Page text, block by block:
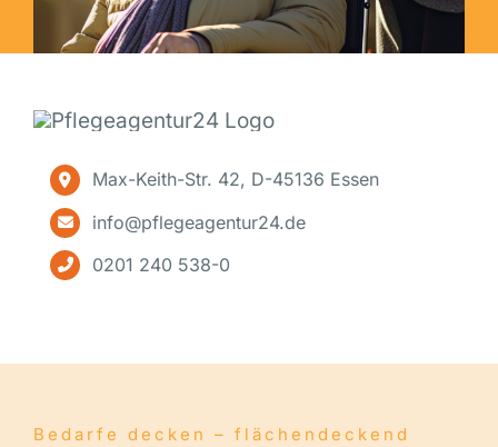
Max-Keith-Str. 42, D-45136 Essen
info@pflegeagentur24.de
0201 240 538-0
Bedarfe decken – flächendeckend